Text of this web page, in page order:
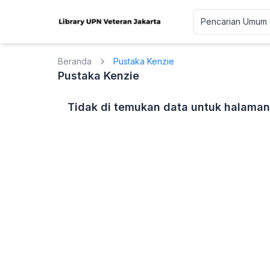
Beranda Pustaka Kenzie
Pustaka Kenzie
Tidak di temukan data untuk